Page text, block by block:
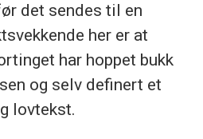
det sendes til en
her er at
har hoppet bukk
og selv definert et
lovtekst.